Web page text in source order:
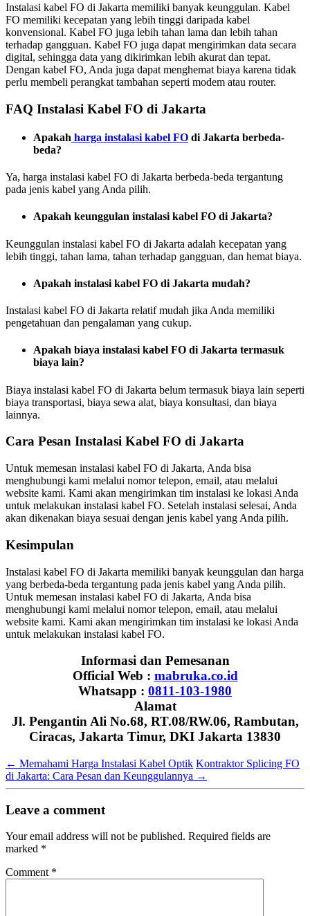
Instalasi kabel FO di Jakarta memiliki banyak keunggulan. Kabel
FO memiliki kecepatan yang lebih tinggi daripada kabel
konvensional. Kabel FO juga lebih tahan lama dan lebih tahan
terhadap gangguan. Kabel FO juga dapat mengirimkan data secara
digital, sehingga data yang dikirimkan lebih akurat dan tepat.
Dengan kabel FO, Anda juga dapat menghemat biaya karena tidak
perlu membeli perangkat tambahan seperti modem atau router.
FAQ Instalasi Kabel FO di Jakarta
Apakah harga instalasi kabel FO di Jakarta berbeda-
beda?
Ya, harga instalasi kabel FO di Jakarta berbeda-beda tergantung
pada jenis kabel yang Anda pilih.
Apakah keunggulan instalasi kabel FO di Jakarta?
Keunggulan instalasi kabel FO di Jakarta adalah kecepatan yang
lebih tinggi, tahan lama, tahan terhadap gangguan, dan hemat biaya.
Apakah instalasi kabel FO di Jakarta mudah?
Instalasi kabel FO di Jakarta relatif mudah jika Anda memiliki
pengetahuan dan pengalaman yang cukup.
Apakah biaya instalasi kabel FO di Jakarta termasuk
biaya lain?
Biaya instalasi kabel FO di Jakarta belum termasuk biaya lain seperti
biaya transportasi, biaya sewa alat, biaya konsultasi, dan biaya
lainnya.
Cara Pesan Instalasi Kabel FO di Jakarta
Untuk memesan instalasi kabel FO di Jakarta, Anda bisa
menghubungi kami melalui nomor telepon, email, atau melalui
website kami. Kami akan mengirimkan tim instalasi ke lokasi Anda
untuk melakukan instalasi kabel FO. Setelah instalasi selesai, Anda
akan dikenakan biaya sesuai dengan jenis kabel yang Anda pilih.
Kesimpulan
Instalasi kabel FO di Jakarta memiliki banyak keunggulan dan harga
yang berbeda-beda tergantung pada jenis kabel yang Anda pilih.
Untuk memesan instalasi kabel FO di Jakarta, Anda bisa
menghubungi kami melalui nomor telepon, email, atau melalui
website kami. Kami akan mengirimkan tim instalasi ke lokasi Anda
untuk melakukan instalasi kabel FO.
Informasi dan Pemesanan
Official Web : mabruka.co.id
Whatsapp : 0811-103-1980
Alamat
Jl. Pengantin Ali No.68, RT.08/RW.06, Rambutan,
Ciracas, Jakarta Timur, DKI Jakarta 13830
← Memahami Harga Instalasi Kabel Optik Kontraktor Splicing FO
di Jakarta: Cara Pesan dan Keunggulannya →
Leave a comment
Your email address will not be published. Required fields are
marked *
Comment *